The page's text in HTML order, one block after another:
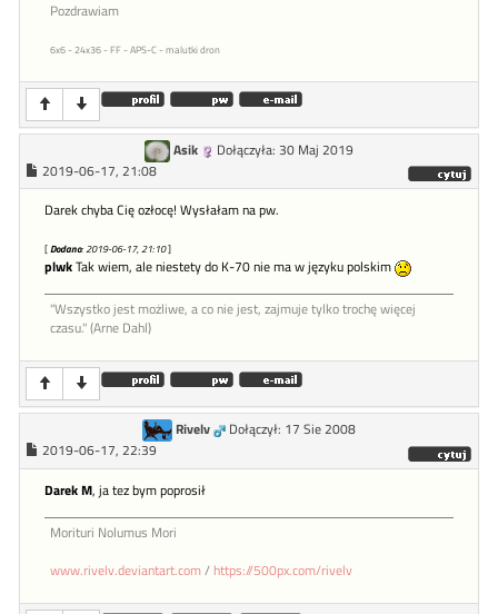
Pozdrawiam
6x6 - 24x36 - FF - APS-C - malutki dron
Asik
Dołączyła: 30 Maj 2019
2019-06-17, 21:08
Darek chyba Cię ozłocę! Wysłałam na pw.
[Dodano: 2019-06-17, 21:10]
plwkTak wiem, ale niestety do K-70 nie ma w języku polskim
"Wszystko jest możliwe, a co nie jest, zajmuje tylko trochę więcej
czasu." (Arne Dahl)
Rivelv
Dołączył: 17 Sie 2008
2019-06-17, 22:39
Darek M, ja tez bym poprosił
Morituri Nolumus Mori
www.rivelv.deviantart.com/ https://500px.com/rivelv